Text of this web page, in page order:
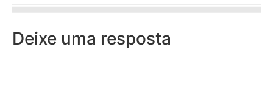
Deixe uma resposta